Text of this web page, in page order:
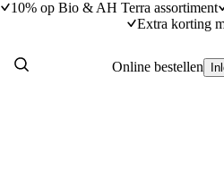
10% op Bio & AH Terra assortiment
Extra korting
Online bestellen